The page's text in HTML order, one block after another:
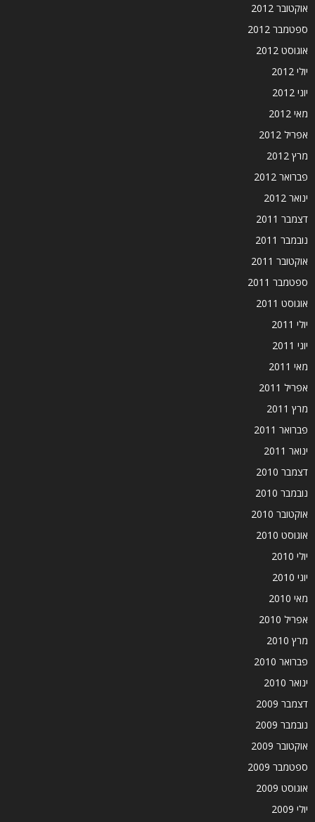
אוקטובר 2012
ספטמבר 2012
אוגוסט 2012
יולי 2012
יוני 2012
מאי 2012
אפריל 2012
מרץ 2012
פברואר 2012
ינואר 2012
דצמבר 2011
נובמבר 2011
אוקטובר 2011
ספטמבר 2011
אוגוסט 2011
יולי 2011
יוני 2011
מאי 2011
אפריל 2011
מרץ 2011
פברואר 2011
ינואר 2011
דצמבר 2010
נובמבר 2010
אוקטובר 2010
אוגוסט 2010
יולי 2010
יוני 2010
מאי 2010
אפריל 2010
מרץ 2010
פברואר 2010
ינואר 2010
דצמבר 2009
נובמבר 2009
אוקטובר 2009
ספטמבר 2009
אוגוסט 2009
יולי 2009